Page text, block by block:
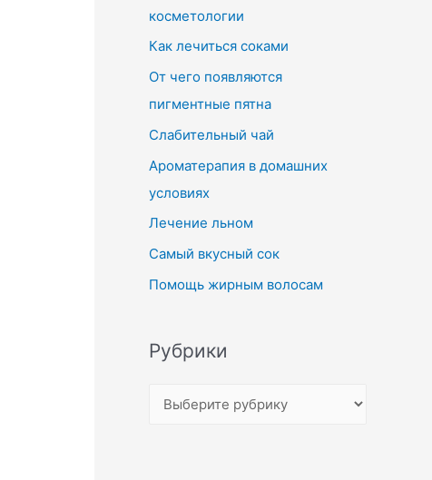
косметологии
Как лечиться соками
От чего появляются
пигментные пятна
Слабительный чай
Ароматерапия в домашних
условиях
Лечение льном
Самый вкусный сок
Помощь жирным волосам
Рубрики